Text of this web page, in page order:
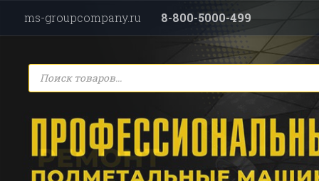
Перейти к содержимому
ms-groupcompany.ru 8-800-5000-499
Поиск
товаров